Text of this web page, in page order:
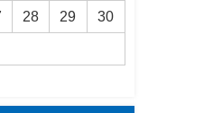
28 29 30